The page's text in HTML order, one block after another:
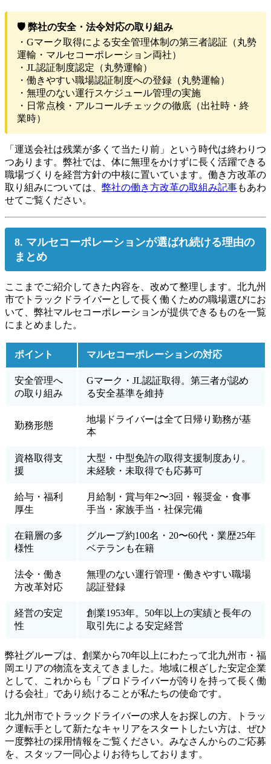
🛡 弊社の安全・法令対応の取り組み
・Gマーク取得による安全管理体制の第三者認証（丸勢
運輸・マルセコーポレーション両社）
・JL認証制度認定（丸勢運輸）
・働きやすい職場認証制度への登録（丸勢運輸）
・無理のない運行スケジュール管理の実施
・日常点検・アルコールチェックの徹底（出社時・終
業時）
「運送会社は残業が多くて当たり前」という時代は終わりつ
つあります。弊社では、体に無理をかけずに長く活躍できる
職場づくりを経営方針の中核に置いています。働き方改革の
取り組みについては、 弊社の働き方改革の取組み記事もあわ
せてご覧ください。
8. マルセコーポレーションが選ばれ続ける理由の
まとめ
ここまでご紹介してきた内容を、改めて整理します。北九州
市でトラックドライバーとして長く働くための職場選びにお
いて、弊社マルセコーポレーションが提供できるものを一覧
にまとめました。
ポイント マルセコーポレーションの対応
安全管理へ
の取り組み
Gマーク・JL認証取得。第三者が認め
る安全基準を維持
勤務形態
地場ドライバーは全て日帰り勤務が基
本
資格取得支
援
大型・中型免許の取得支援制度あり。
未経験・未取得でも応募可
給与・福利
厚生
月給制・賞与年2〜3回・報奨金・食事
手当・家族手当・社保完備
在籍層の多
様性
グループ約100名・20〜60代・業歴25年
ベテランも在籍
法令・働き
方改革対応
無理のない運行管理・働きやすい職場
認証登録
経営の安定
性
創業1953年。50年以上の実績と長年の
取引先による安定経営
弊社グループは、創業から70年以上にわたって北九州市・福
岡エリアの物流を支えてきました。地域に根ざした安定企業
として、これからも「プロドライバーが誇りを持って長く働
ける会社」であり続けることが私たちの使命です。
北九州市でトラックドライバーの求人をお探しの方、トラッ
ク運転手として新たなキャリアをスタートしたい方は、ぜひ
一度弊社の採用情報をご覧ください。みなさんからのご応募
を、スタッフ一同心よりお待ちしております。